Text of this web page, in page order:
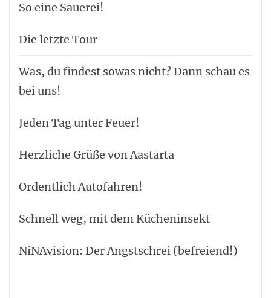
So eine Sauerei!
Die letzte Tour
Was, du findest sowas nicht? Dann schau es
bei uns!
Jeden Tag unter Feuer!
Herzliche Grüße von Aastarta
Ordentlich Autofahren!
Schnell weg, mit dem Kücheninsekt
NiNAvision: Der Angstschrei (befreiend!)